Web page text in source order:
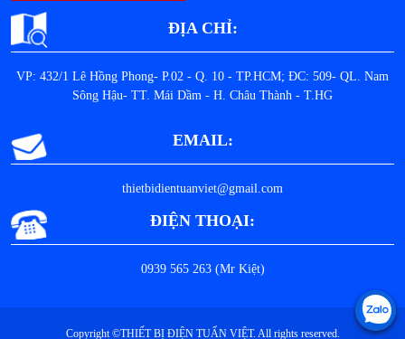
ĐỊA CHỈ:
VP: 432/1 Lê Hồng Phong- P.02 - Q. 10 - TP.HCM; ĐC: 509- QL. Nam
Sông Hậu- TT. Mái Dầm - H. Châu Thành - T.HG
EMAIL:
thietbidientuanviet@gmail.com
ĐIỆN THOẠI:
0939 565 263 (Mr Kiệt)
Copyright ©THIẾT BỊ ĐIỆN TUẤN VIỆT. All rights reserved.